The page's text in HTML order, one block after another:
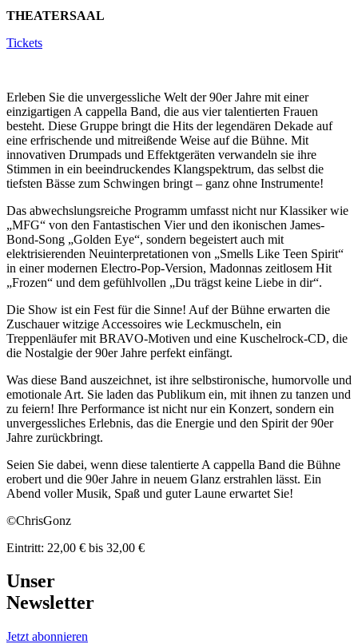
THEATERSAAL
Tickets
Erleben Sie die unvergessliche Welt der 90er Jahre mit einer
einzigartigen A cappella Band, die aus vier talentierten Frauen
besteht. Diese Gruppe bringt die Hits der legendären Dekade auf
eine erfrischende und mitreißende Weise auf die Bühne. Mit
innovativen Drumpads und Effektgeräten verwandeln sie ihre
Stimmen in ein beeindruckendes Klangspektrum, das selbst die
tiefsten Bässe zum Schwingen bringt – ganz ohne Instrumente!
Das abwechslungsreiche Programm umfasst nicht nur Klassiker wie
„MFG“ von den Fantastischen Vier und den ikonischen James-
Bond-Song „Golden Eye“, sondern begeistert auch mit
elektrisierenden Neuinterpretationen von „Smells Like Teen Spirit“
in einer modernen Electro-Pop-Version, Madonnas zeitlosem Hit
„Frozen“ und dem gefühlvollen „Du trägst keine Liebe in dir“.
Die Show ist ein Fest für die Sinne! Auf der Bühne erwarten die
Zuschauer witzige Accessoires wie Leckmuscheln, ein
Treppenläufer mit BRAVO-Motiven und eine Kuschelrock-CD, die
die Nostalgie der 90er Jahre perfekt einfängt.
Was diese Band auszeichnet, ist ihre selbstironische, humorvolle und
emotionale Art. Sie laden das Publikum ein, mit ihnen zu tanzen und
zu feiern! Ihre Performance ist nicht nur ein Konzert, sondern ein
unvergessliches Erlebnis, das die Energie und den Spirit der 90er
Jahre zurückbringt.
Seien Sie dabei, wenn diese talentierte A cappella Band die Bühne
erobert und die 90er Jahre in neuem Glanz erstrahlen lässt. Ein
Abend voller Musik, Spaß und guter Laune erwartet Sie!
©ChrisGonz
Eintritt: 22,00 € bis 32,00 €
Unser
Newsletter
Jetzt abonnieren